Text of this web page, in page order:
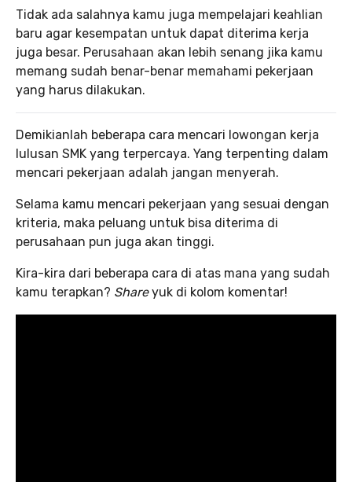
Tidak ada salahnya kamu juga mempelajari keahlian
baru agar kesempatan untuk dapat diterima kerja
juga besar. Perusahaan akan lebih senang jika kamu
memang sudah benar-benar memahami pekerjaan
yang harus dilakukan.
Demikianlah beberapa cara mencari lowongan kerja
lulusan SMK yang terpercaya. Yang terpenting dalam
mencari pekerjaan adalah jangan menyerah.
Selama kamu mencari pekerjaan yang sesuai dengan
kriteria, maka peluang untuk bisa diterima di
perusahaan pun juga akan tinggi.
Kira-kira dari beberapa cara di atas mana yang sudah
kamu terapkan? Shareyuk di kolom komentar!